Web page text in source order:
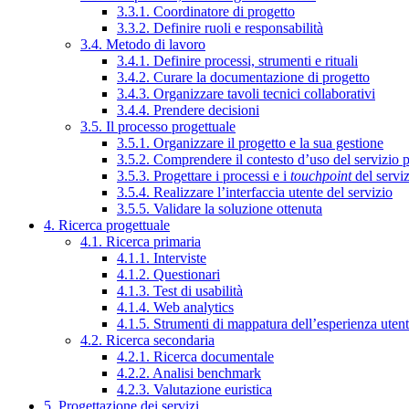
3.3.1. Coordinatore di progetto
3.3.2. Definire ruoli e responsabilità
3.4. Metodo di lavoro
3.4.1. Definire processi, strumenti e rituali
3.4.2. Curare la documentazione di progetto
3.4.3. Organizzare tavoli tecnici collaborativi
3.4.4. Prendere decisioni
3.5. Il processo progettuale
3.5.1. Organizzare il progetto e la sua gestione
3.5.2. Comprendere il contesto d’uso del servizio
3.5.3. Progettare i processi e i touchpointdel
3.5.4. Realizzare l’interfaccia utente del servizio
3.5.5. Validare la soluzione ottenuta
4. Ricerca progettuale
4.1. Ricerca primaria
4.1.1. Interviste
4.1.2. Questionari
4.1.3. Test di usabilità
4.1.4. Web analytics
4.1.5. Strumenti di mappatura dell’esperienza
4.2. Ricerca secondaria
4.2.1. Ricerca documentale
4.2.2. Analisi benchmark
4.2.3. Valutazione euristica
5. Progettazione dei servizi